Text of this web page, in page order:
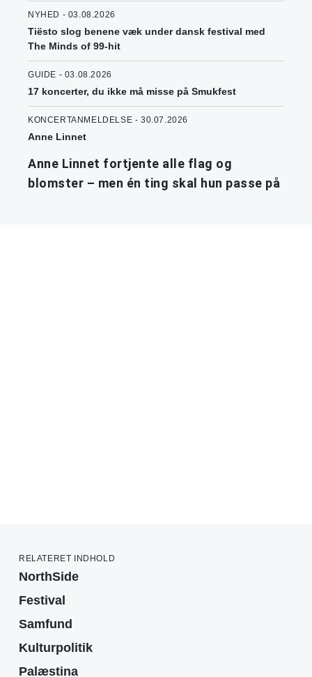
NYHED - 03.08.2026
Tiësto slog benene væk under dansk festival med
The Minds of 99-hit
GUIDE - 03.08.2026
17 koncerter, du ikke må misse på Smukfest
KONCERTANMELDELSE - 30.07.2026
Anne Linnet
Anne Linnet fortjente alle flag og
blomster – men én ting skal hun passe på
RELATERET INDHOLD
NorthSide
Festival
Samfund
Kulturpolitik
Palæstina